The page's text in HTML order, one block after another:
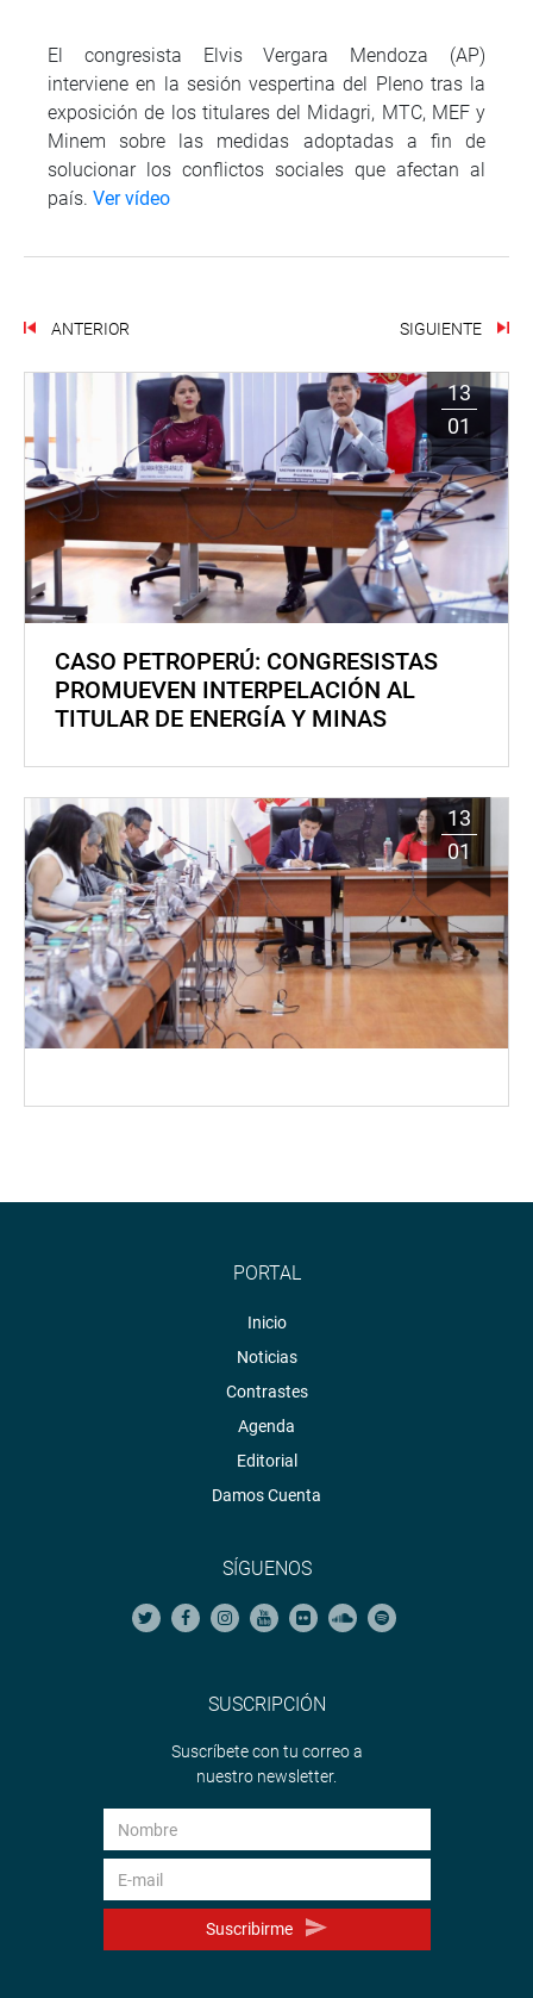
El congresista Elvis Vergara Mendoza (AP)
interviene en la sesión vespertina del Pleno tras la
exposición de los titulares del Midagri, MTC, MEF y
Minem sobre las medidas adoptadas a fin de
solucionar los conflictos sociales que afectan al
país. Ver vídeo
ANTERIOR SIGUIENTE
13
01
CASO PETROPERÚ: CONGRESISTAS
PROMUEVEN INTERPELACIÓN AL
TITULAR DE ENERGÍA Y MINAS
13
01
PORTAL
Inicio
Noticias
Contrastes
Agenda
Editorial
Damos Cuenta
SÍGUENOS
SUSCRIPCIÓN
Suscríbete con tu correo a
nuestro newsletter.
Suscribirme